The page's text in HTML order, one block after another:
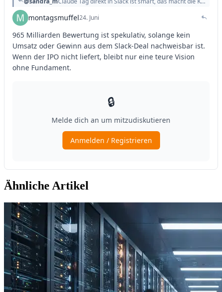
Ähnliche Artikel